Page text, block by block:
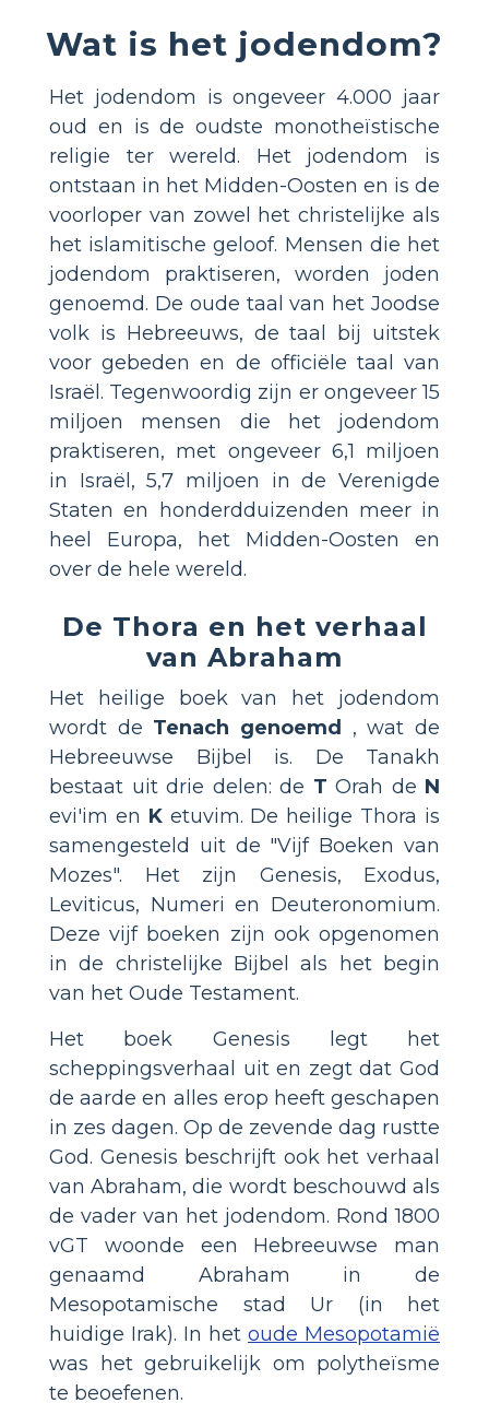
Wat is het jodendom?
Het jodendom is ongeveer 4.000 jaar
oud en is de oudste monotheïstische
religie ter wereld. Het jodendom is
ontstaan in het Midden-Oosten en is de
voorloper van zowel het christelijke als
het islamitische geloof. Mensen die het
jodendom praktiseren, worden joden
genoemd. De oude taal van het Joodse
volk is Hebreeuws, de taal bij uitstek
voor gebeden en de officiële taal van
Israël. Tegenwoordig zijn er ongeveer 15
miljoen mensen die het jodendom
praktiseren, met ongeveer 6,1 miljoen
in Israël, 5,7 miljoen in de Verenigde
Staten en honderdduizenden meer in
heel Europa, het Midden-Oosten en
over de hele wereld.
De Thora en het verhaal
van Abraham
Het heilige boek van het jodendom
wordt de Tenach genoemd
, wat de
Hebreeuwse Bijbel is. De Tanakh
bestaat uit drie delen: de T Orah de N
evi'im en Ketuvim. De heilige Thora is
samengesteld uit de "Vijf Boeken van
Mozes". Het zijn Genesis, Exodus,
Leviticus, Numeri en Deuteronomium.
Deze vijf boeken zijn ook opgenomen
in de christelijke Bijbel als het begin
van het Oude Testament.
Het boek Genesis legt het
scheppingsverhaal uit en zegt dat God
de aarde en alles erop heeft geschapen
in zes dagen. Op de zevende dag rustte
God. Genesis beschrijft ook het verhaal
van Abraham, die wordt beschouwd als
de vader van het jodendom. Rond 1800
vGT woonde een Hebreeuwse man
genaamd Abraham in de
Mesopotamische stad Ur (in het
huidige Irak). In het oude Mesopotamië
was het gebruikelijk om polytheïsme
te beoefenen.